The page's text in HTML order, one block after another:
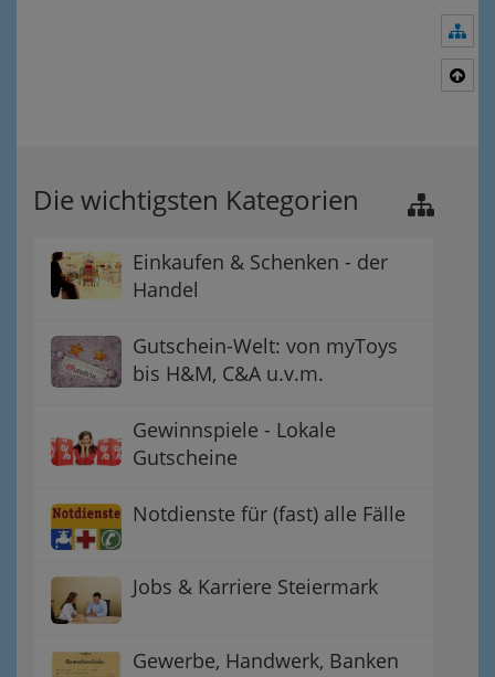
Die wichtigsten Kategorien
Einkaufen & Schenken - der
Handel
Gutschein-Welt: von myToys
bis H&M, C&A u.v.m.
Gewinnspiele - Lokale
Gutscheine
Notdienste für (fast) alle Fälle
Jobs & Karriere Steiermark
Gewerbe, Handwerk, Banken